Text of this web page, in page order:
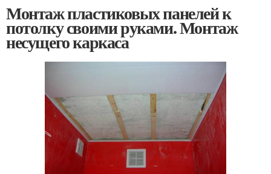
Монтаж пластиковых панелей к
потолку своими руками. Монтаж
несущего каркаса